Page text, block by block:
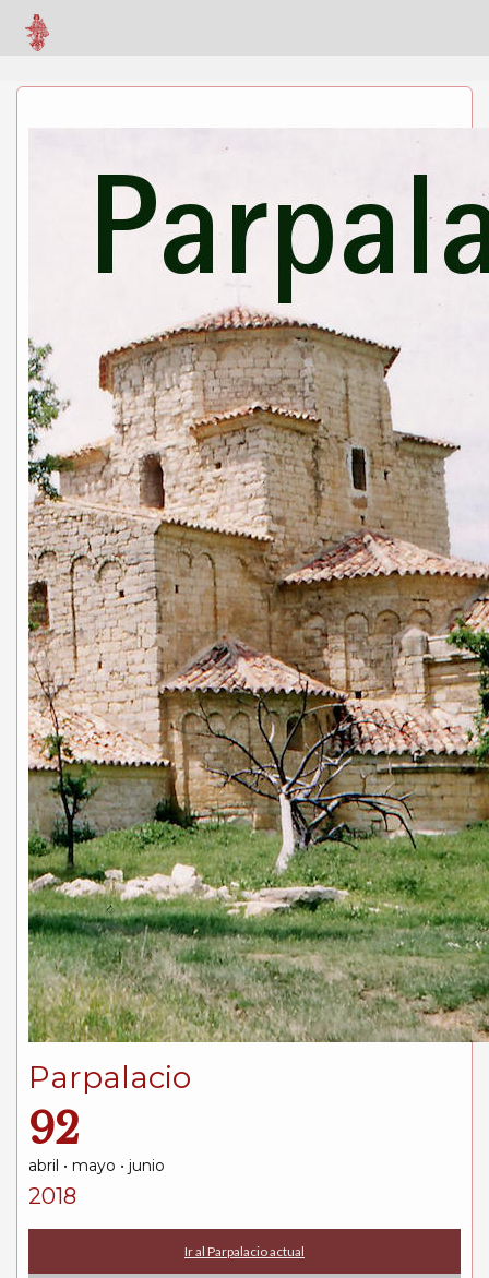
Parpalacio
92
abril • mayo • junio
2018
Ir al Parpalacio actual